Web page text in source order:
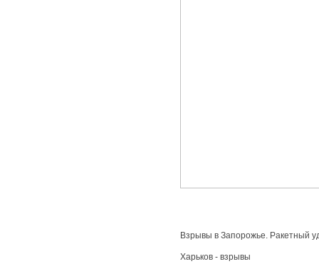
Взрывы в Запорожье. Ракетный
Харьков - взрывы